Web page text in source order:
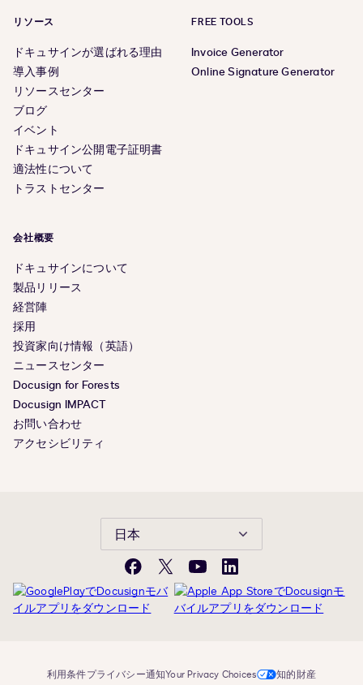
リソース
ドキュサインが選ばれる理由
導入事例
リソースセンター
ブログ
イベント
ドキュサイン公開電子証明書
適法性について
トラストセンター
FREE TOOLS
Invoice Generator
Online Signature Generator
会社概要
ドキュサインについて
製品リリース
経営陣
採用
投資家向け情報（英語）
ニュースセンター
Docusign for Forests
Docusign IMPACT
お問い合わせ
アクセシビリティ
日本
Facebook
X(旧
Twitter)
YouTubeLinkedIn
利用条件プライバシー通知Your Privacy Choices
知的財産